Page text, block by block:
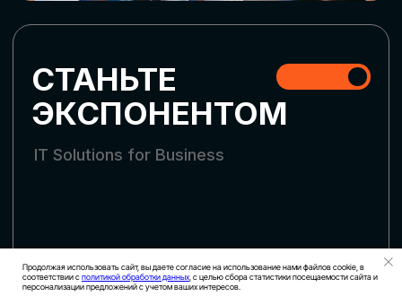
Продолжая использовать сайт, вы даете согласие на использование нами файлов cookie, в
соответствии сполитикой обработки данных , с целью сбора статистики посещаемости сайта и
персонализации предложений с учетом ваших интересов.